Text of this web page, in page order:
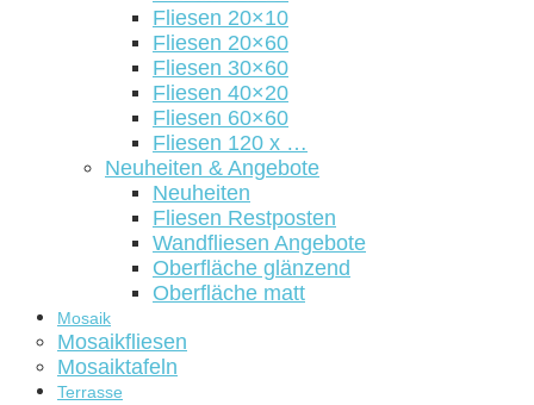
Fliesen 20×10
Fliesen 20×60
Fliesen 30×60
Fliesen 40×20
Fliesen 60×60
Fliesen 120 x …
Neuheiten & Angebote
Neuheiten
Fliesen Restposten
Wandfliesen Angebote
Oberfläche glänzend
Oberfläche matt
Mosaik
Mosaikfliesen
Mosaiktafeln
Terrasse